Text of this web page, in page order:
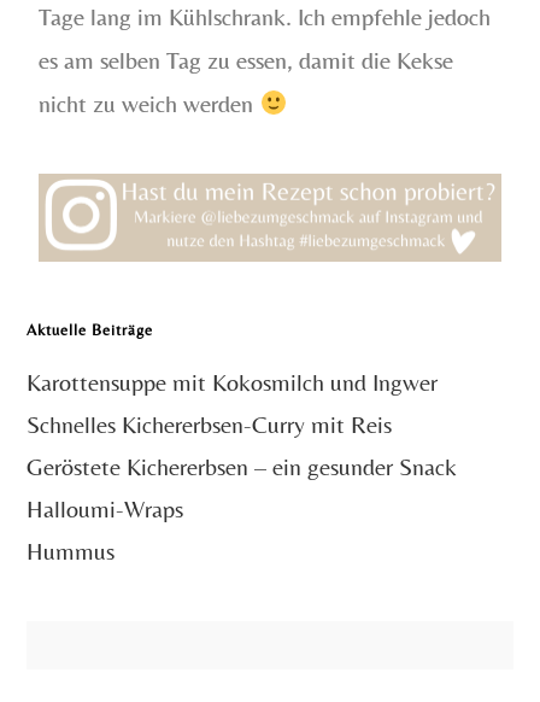
Tage lang im Kühlschrank. Ich empfehle jedoch
es am selben Tag zu essen, damit die Kekse
nicht zu weich werden
Aktuelle Beiträge
Karottensuppe mit Kokosmilch und Ingwer
Schnelles Kichererbsen-Curry mit Reis
Geröstete Kichererbsen – ein gesunder Snack
Halloumi-Wraps
Hummus